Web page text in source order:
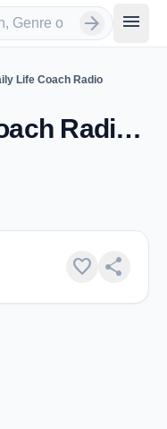
arrow_forward menu
Life Coach Radio
Daily Life Coach Radio - Cleveland, OH
favorite share